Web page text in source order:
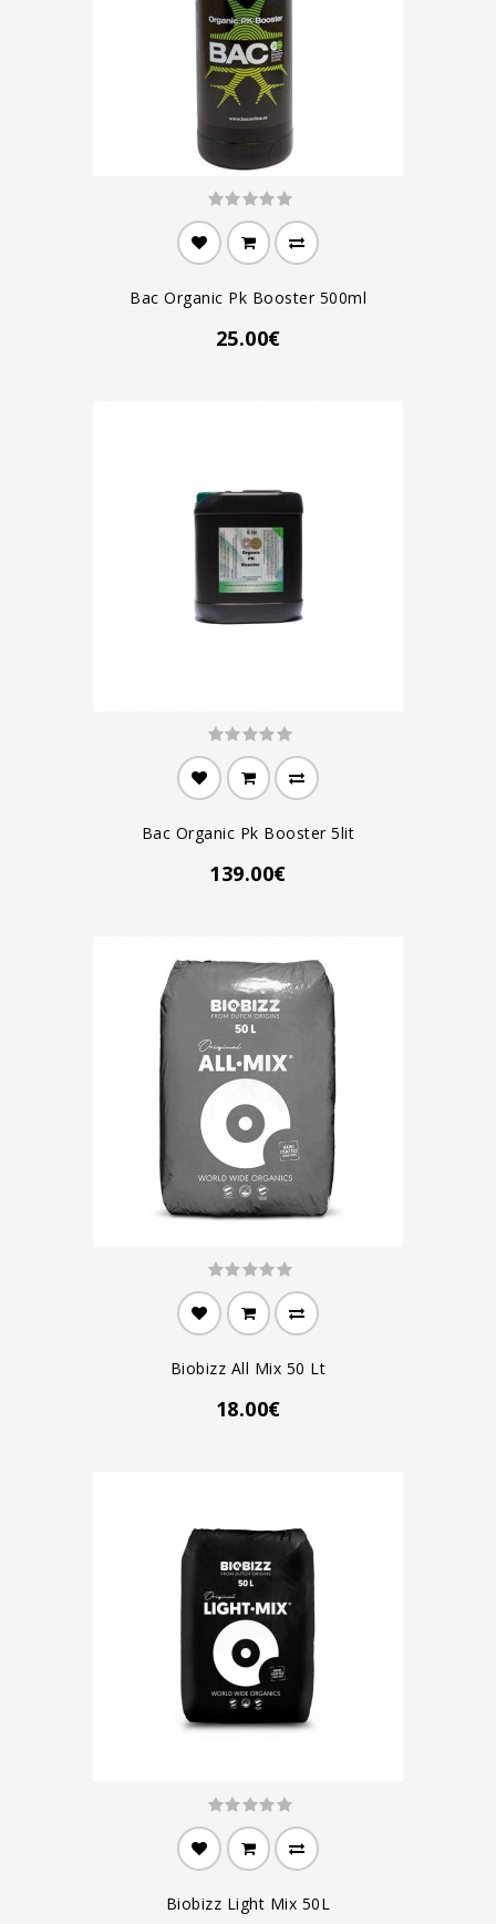
Bac Organic Pk Booster 500ml
25.00€
Bac Organic Pk Booster 5lit
139.00€
Biobizz All Mix 50 Lt
18.00€
Biobizz Light Mix 50L